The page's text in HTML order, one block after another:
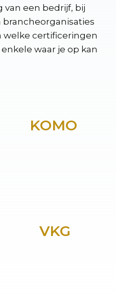
van een bedrijf, bij
welke certificeringen
waar je op kan
KOMO
VKG